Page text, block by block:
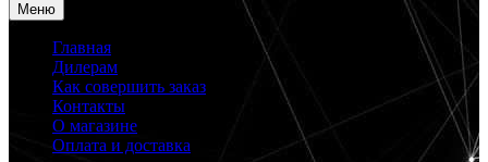
Меню
Главная
Дилерам
Как совершить заказ
Контакты
О магазине
Оплата и доставка